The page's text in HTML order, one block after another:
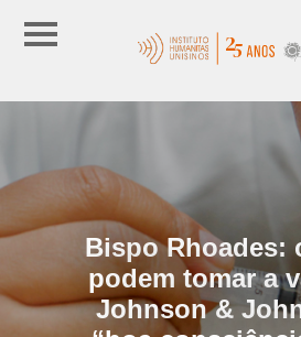
Bispo Rhoades:
podem tomar a
Johnson &